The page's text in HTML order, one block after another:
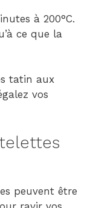
à 200°C.
ce que la
tatin aux
vos
peuvent être